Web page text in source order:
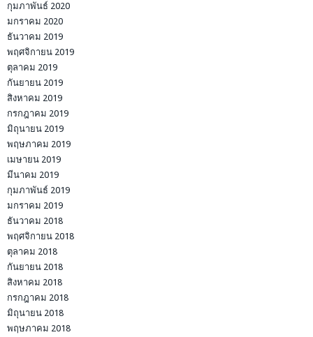
กุมภาพันธ์ 2020
มกราคม 2020
ธันวาคม 2019
พฤศจิกายน 2019
ตุลาคม 2019
กันยายน 2019
สิงหาคม 2019
กรกฎาคม 2019
มิถุนายน 2019
พฤษภาคม 2019
เมษายน 2019
มีนาคม 2019
กุมภาพันธ์ 2019
มกราคม 2019
ธันวาคม 2018
พฤศจิกายน 2018
ตุลาคม 2018
กันยายน 2018
สิงหาคม 2018
กรกฎาคม 2018
มิถุนายน 2018
พฤษภาคม 2018